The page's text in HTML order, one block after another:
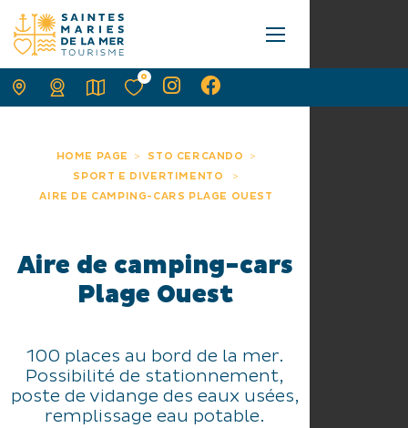
HOME PAGE
STO CERCANDO
SPORT E DIVERTIMENTO
AIRE DE CAMPING-CARS PLAGE OUEST
Aire de camping-cars
Plage Ouest
100 places au bord de la mer.
Possibilité de stationnement,
poste de vidange des eaux usées,
remplissage eau potable.
0